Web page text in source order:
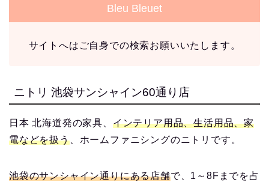
Bleu Bleuet
サイトへはご自身での検索お願いいたします。
ニトリ 池袋サンシャイン60通り店
日本 北海道発の家具、 インテリア用品、生活用品、家
電などを扱う、ホームファニシングのニトリです。
池袋のサンシャイン通りにある店舗で、1～8Fまでを占